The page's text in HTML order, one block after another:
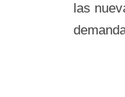
las